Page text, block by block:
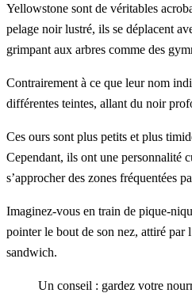
Yellowstone sont de véritables
pelage noir lustré, ils se déplacent
grimpant aux arbres comme des
Contrairement à ce que leur nom
différentes teintes, allant du noir
Ces ours sont plus petits et plus
Cependant, ils ont une personnalité
s’approcher des zones fréquentées
Imaginez-vous en train de pique-
pointer le bout de son nez, attiré par
sandwich.
Un conseil : gardez votre